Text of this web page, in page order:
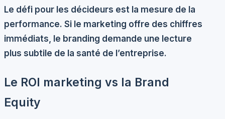
Le défi pour les décideurs est la mesure de la
performance. Si le marketing offre des chiffres
immédiats, le branding demande une lecture
plus subtile de la santé de l’entreprise.
Le ROI marketing vs la Brand
Equity